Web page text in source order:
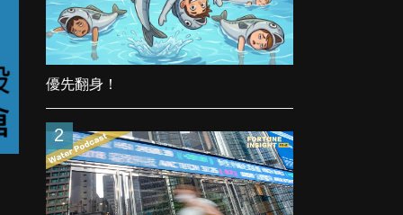
優先翻身！
2